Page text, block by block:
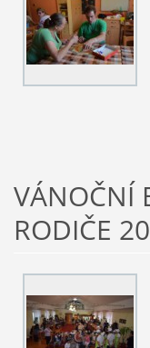
VÁNOČNÍ
RODIČE